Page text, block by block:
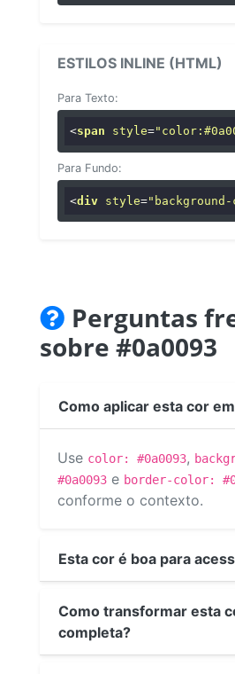
ESTILOS INLINE (HTML)
Para Texto:
<span style=
Para Fundo:
<div style=
Perguntas
sobre #0a0093
Como aplicar esta cor em
Use color: #0a0093,
#0a0093 e border-color:
conforme o contexto.
Esta cor é boa para
Como transformar esta
completa?